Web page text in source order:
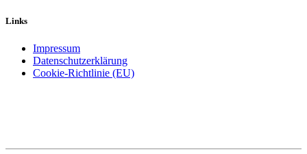
Links
Impressum
Datenschutzerklärung
Cookie-Richtlinie (EU)